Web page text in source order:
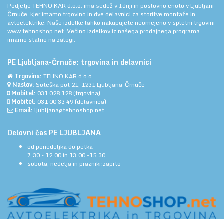
Podjetje TEHNO KAR d.o.o. ima sedež v Idriji in poslovno enoto v Ljubljani-
Črnuče, kjer imamo trgovino in dve delavnici za storitve montaže in
avtoelektrike. Naše izdelke lahko nakupujete neomejeno v spletni trgovini
www.tehnoshop.net. Večino izdelkov iz našega prodajnega programa
imamo stalno na zalogi.
PE Ljubljana-Črnuče: trgovina in delavnici
Trgovina: TEHNO KAR d.o.o.
Naslov: Soteška pot 21, 1231 Ljubljana-Črnuče
Mobitel: 031 028 128 (trgovina)
Mobitel: 031 00 33 49 (delavnica)
Email: ljubljana@tehnoshop.net
Delovni čas PE LJUBLJANA
od ponedeljka do petka
7:30 - 12:00 in 13:00 -15:30
sobota, nedelja in prazniki:zaprto